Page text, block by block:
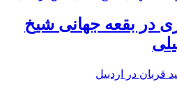
در بقعه جهانی شیخ